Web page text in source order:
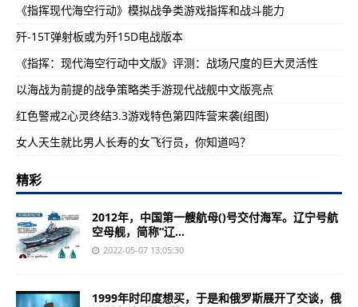
《指挥现代海空行动》模拟战争类游戏指挥和战斗能力
歼-15T弹射板或为歼15D电战版本
《指挥：现代海空行动中文版》评测：战场尺度的巨大灵活性
以海战为前提的战争策略类手游现代战舰中文版亮点
红色警戒2心灵终结3.3游戏特色第四阵营来袭(组图)
女人天生就比男人长寿的女飞行员，你知道吗？
精彩
2012年，中国第一艘航母()号交付海军。辽宁号航
空母舰，简称“辽...
2022-05-07 13:05:30
1999年时印度想买，于是和俄罗斯展开了交谈，俄